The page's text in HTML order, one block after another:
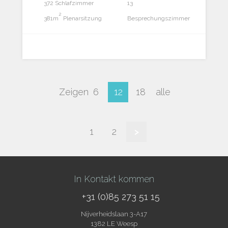
372 Schlafzimmer 13
Besprechungszimmer
381m
2
Plenarsitzung
Zeigen 6 12 18 alle
1 2
In Kontakt kommen
+31 (0)85 273 51 15
Nijverheidslaan 3-A17
1382 LE Weesp